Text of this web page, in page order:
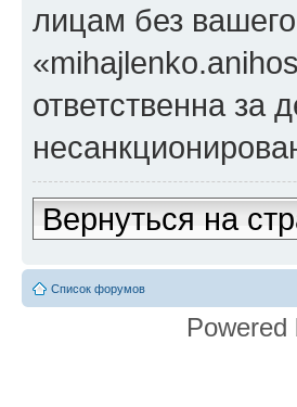
лицам без
ответственна за
Вернуться на
Список форумов
Powered